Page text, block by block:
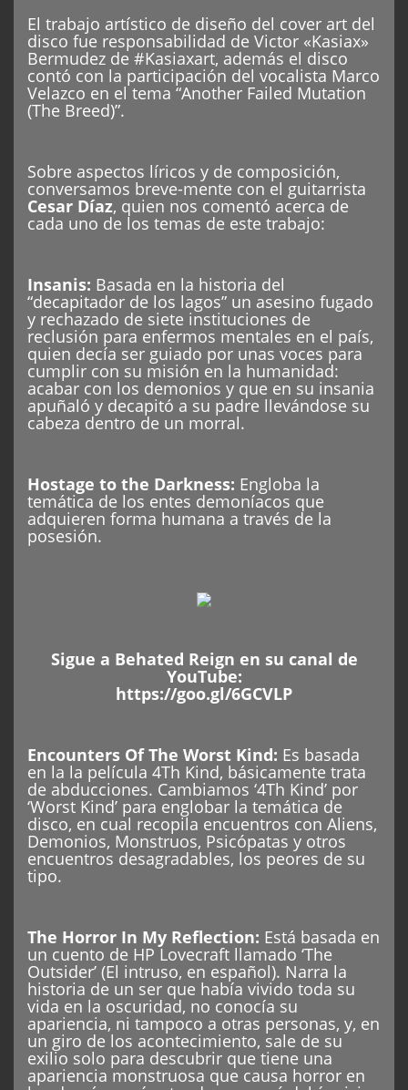
El trabajo artístico de diseño del cover art del
disco fue responsabilidad de Victor «Kasiax»
Bermudez de #Kasiaxart, además el disco
contó con la participación del vocalista Marco
Velazco en el tema “Another Failed Mutation
(The Breed)”.
Sobre aspectos líricos y de composición,
conversamos breve-mente con el guitarrista
Cesar Díaz, quien nos comentó acerca de
cada uno de los temas de este trabajo:
Insanis: Basada en la historia del
“decapitador de los lagos” un asesino fugado
y rechazado de siete instituciones de
reclusión para enfermos mentales en el país,
quien decía ser guiado por unas voces para
cumplir con su misión en la humanidad:
acabar con los demonios y que en su insania
apuñaló y decapitó a su padre llevándose su
cabeza dentro de un morral.
Hostage to the Darkness: Engloba la
temática de los entes demoníacos que
adquieren forma humana a través de la
posesión.
Sigue a Behated Reign en su canal de
YouTube:
https://goo.gl/6GCVLP
Encounters Of The Worst Kind: Es basada
en la la película 4Th Kind, básicamente trata
de abducciones. Cambiamos ‘4Th Kind’ por
‘Worst Kind’ para englobar la temática de
disco, en cual recopila encuentros con Aliens,
Demonios, Monstruos, Psicópatas y otros
encuentros desagradables, los peores de su
tipo.
The Horror In My Reflection: Está basada en
un cuento de HP Lovecraft llamado ‘The
Outsider’ (El intruso, en español). Narra la
historia de un ser que había vivido toda su
vida en la oscuridad, no conocía su
apariencia, ni tampoco a otras personas, y, en
un giro de los acontecimiento, sale de su
exilio solo para descubrir que tiene una
apariencia monstruosa que causa horror en